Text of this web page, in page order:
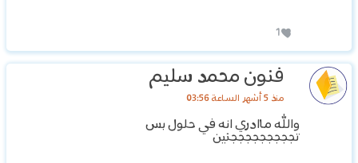
1
فنون محمد سليم
منذ 5 أشهر الساعة 03:56
والله ماادري انه في حلول بس
تجججججججججنين